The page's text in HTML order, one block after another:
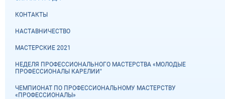
КОНТАКТЫ
НАСТАВНИЧЕСТВО
МАСТЕРСКИЕ 2021
НЕДЕЛЯ ПРОФЕССИОНАЛЬНОГО МАСТЕРСТВА «МОЛОДЫЕ
ПРОФЕССИОНАЛЫ КАРЕЛИИ"
ЧЕМПИОНАТ ПО ПРОФЕССИОНАЛЬНОМУ МАСТЕРСТВУ
«ПРОФЕССИОНАЛЫ»